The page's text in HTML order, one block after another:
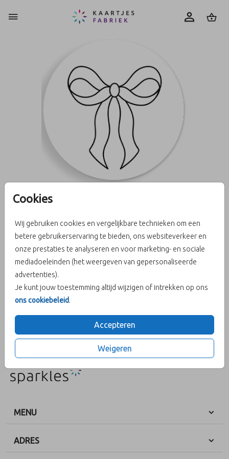
Cookies
Wij gebruiken cookies en vergelijkbare technieken om een
betere gebruikerservaring te bieden, ons websiteverkeer en
onze prestaties te analyseren en voor marketing- en sociale
mediadoeleinden (het weergeven van gepersonaliseerde
advertenties).
Je kunt jouw toestemming altijd wijzigen of intrekken op ons
ons cookiebeleid.
Accepteren
Weigeren
Sluitzegel strik
Aantal
Prijs: per 25 zegels
MENU
ADRES